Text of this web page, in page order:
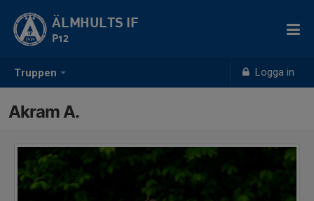
Truppen Logga in
ÄLMHULTS IF
P12
Akram A.